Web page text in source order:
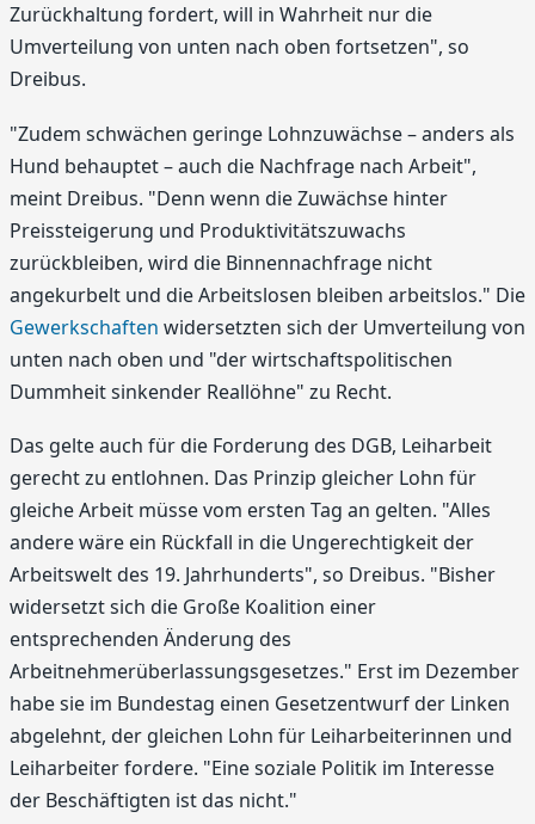
Zurückhaltung fordert, will in Wahrheit nur die
Umverteilung von unten nach oben fortsetzen", so
Dreibus.
"Zudem schwächen geringe Lohnzuwächse – anders als
Hund behauptet – auch die Nachfrage nach Arbeit",
meint Dreibus. "Denn wenn die Zuwächse hinter
Preissteigerung und Produktivitätszuwachs
zurückbleiben, wird die Binnennachfrage nicht
angekurbelt und die Arbeitslosen bleiben arbeitslos." Die
Gewerkschaften widersetzten sich der Umverteilung von
unten nach oben und "der wirtschaftspolitischen
Dummheit sinkender Reallöhne" zu Recht.
Das gelte auch für die Forderung des DGB, Leiharbeit
gerecht zu entlohnen. Das Prinzip gleicher Lohn für
gleiche Arbeit müsse vom ersten Tag an gelten. "Alles
andere wäre ein Rückfall in die Ungerechtigkeit der
Arbeitswelt des 19. Jahrhunderts", so Dreibus. "Bisher
widersetzt sich die Große Koalition einer
entsprechenden Änderung des
Arbeitnehmerüberlassungsgesetzes." Erst im Dezember
habe sie im Bundestag einen Gesetzentwurf der Linken
abgelehnt, der gleichen Lohn für Leiharbeiterinnen und
Leiharbeiter fordere. "Eine soziale Politik im Interesse
der Beschäftigten ist das nicht."